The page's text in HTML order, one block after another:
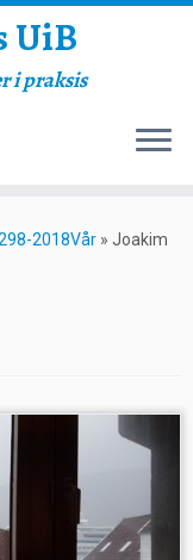
UiB
i praksis
2018Vår » Joakim